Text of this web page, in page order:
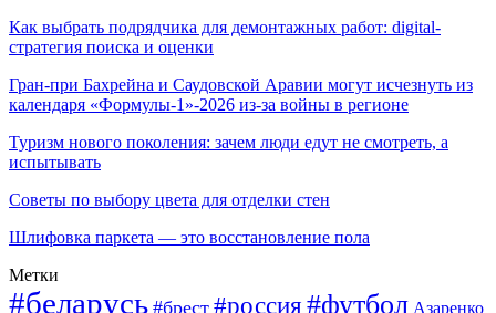
Как выбрать подрядчика для демонтажных работ: digital-
стратегия поиска и оценки
Гран-при Бахрейна и Саудовской Аравии могут исчезнуть из
календаря «Формулы-1»-2026 из-за войны в регионе
Туризм нового поколения: зачем люди едут не смотреть, а
испытывать
Советы по выбору цвета для отделки стен
Шлифовка паркета — это восстановление пола
Метки
#беларусь #брест #россия#футбол Азаренко